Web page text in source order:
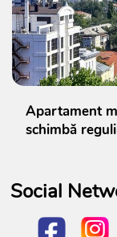
Apartament
schimbă
Social